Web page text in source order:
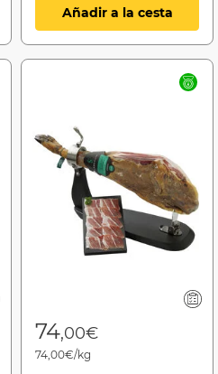
Añadir a la cesta
74,00€
74,00€/kg